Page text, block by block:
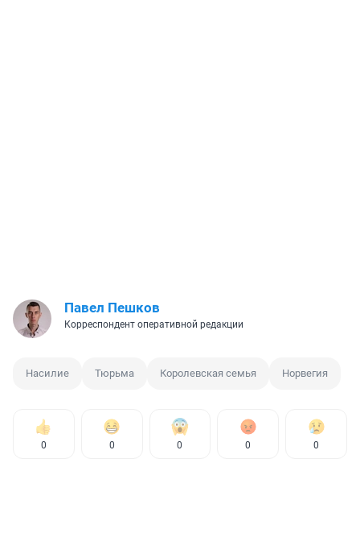
Павел Пешков
Корреспондент оперативной редакции
Насилие Тюрьма Королевская семья Норвегия
0 0 0 0 0